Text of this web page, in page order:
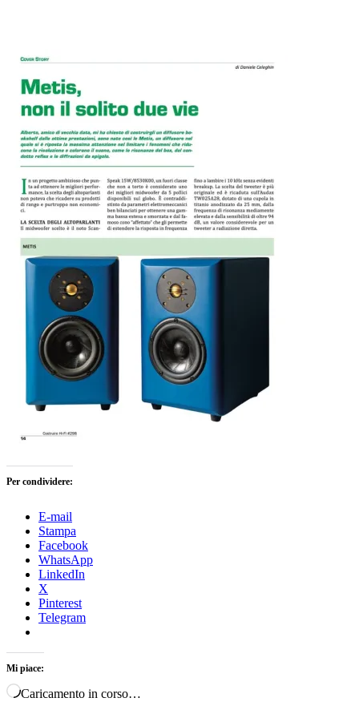
Per condividere:
E-mail
Stampa
Facebook
WhatsApp
LinkedIn
X
Pinterest
Telegram
Mi piace:
Caricamento in corso…